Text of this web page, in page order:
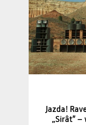
Jazda!
„Sirât”